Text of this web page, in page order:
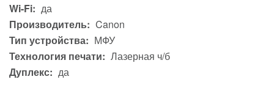
Wi-Fi: да
Производитель: Canon
Тип устройства: МФУ
Технология печати: Лазерная ч/б
Дуплекс: да